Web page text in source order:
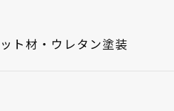
ト材・ウレタン塗装